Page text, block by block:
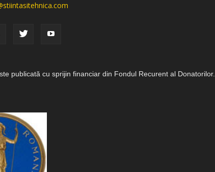
publicată cu sprijin financiar din Fondul Recurent al Donatorilor.